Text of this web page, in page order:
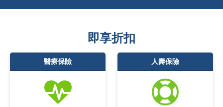
即享折扣
醫療保險 人壽保險